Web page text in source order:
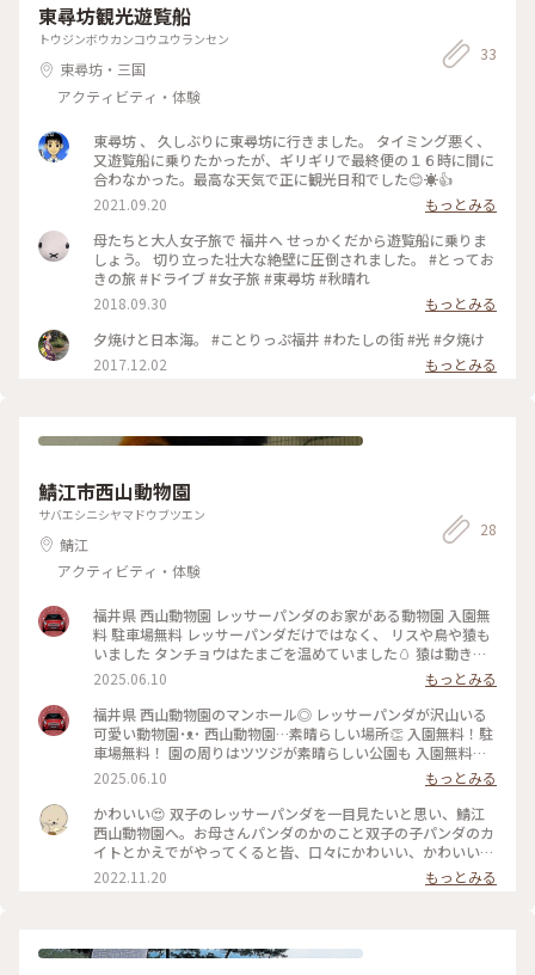
東尋坊観光遊覧船
トウジンボウカンコウユウランセン
東尋坊・三国
アクティビティ・体験
33
東尋坊 、 久しぶりに東尋坊に行きました。 タイミング悪く、
又遊覧船に乗りたかったが、ギリギリで最終便の１６時に間に
合わなかった。最高な天気で正に観光日和でした😊☀️👍
2021.09.20
もっとみる
母たちと大人女子旅で 福井へ せっかくだから遊覧船に乗りま
しょう。 切り立った壮大な絶壁に圧倒されました。 #とってお
きの旅 #ドライブ #女子旅 #東尋坊 #秋晴れ
2018.09.30
もっとみる
夕焼けと日本海。 #ことりっぷ福井 #わたしの街 #光 #夕焼け
2017.12.02
もっとみる
鯖江市西山動物園
サバエシニシヤマドウブツエン
鯖江
アクティビティ・体験
28
福井県 西山動物園 レッサーパンダのお家がある動物園 入園無
料 駐車場無料 レッサーパンダだけではなく、 リスや鳥や猿も
いました タンチョウはたまごを温めていました🥚 猿は動き回
っていて元気で 足てツツジの花を詰んで食べていました🌸 可
愛いね(◜ᴗ◝ ) #福井県 #動物園 #レッサーパンダ
2025.06.10
もっとみる
福井県 西山動物園のマンホール◎ レッサーパンダが沢山いる
可愛い動物園˙ᴥ˙ 西山動物園…素晴らしい場所👏 入園無料！駐
車場無料！ 園の周りはツツジが素晴らしい公園も 入園無料！
福井(鯖江)らしいメガネの遊具と レッサーパンダの遊具がある
公園も隣接！！ 駐車場横には道の駅！ この場所の象徴 レッサ
ーパンダとツツジを描いたマンホール◎ (ジェイソンは謎…) 福
井の恐ろしさはここだけではなかった… #福井県 #マンホール
#ご当地マンホール #恐るべし福井
2025.06.10
もっとみる
かわいい😍 双子のレッサーパンダを一目見たいと思い、鯖江
西山動物園へ。お母さんパンダのかのこと双子の子パンダのカ
イトとかえでがやってくると皆、口々にかわいい、かわいいの
声があちこちから聞こえてきました。 #西山動物園 #Myことり
っぷ
2022.11.20 もっとみる